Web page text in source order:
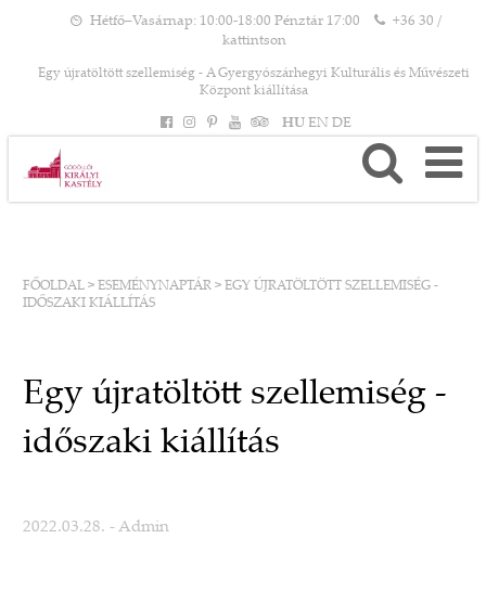
Hétfő–Vasárnap: 10:00-18:00 Pénztár 17:00
+36 30 /
kattintson
Egy újratöltött szellemiség - A Gyergyószárhegyi Kulturális és Művészeti
Központ kiállítása
HU EN DE
FŐOLDAL > ESEMÉNYNAPTÁR > EGY ÚJRATÖLTÖTT SZELLEMISÉG -
IDŐSZAKI KIÁLLÍTÁS
Egy újratöltött szellemiség -
időszaki kiállítás
2022.03.28. - Admin